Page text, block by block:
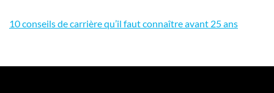
10 conseils de carrière qu’il faut connaître avant 25 ans